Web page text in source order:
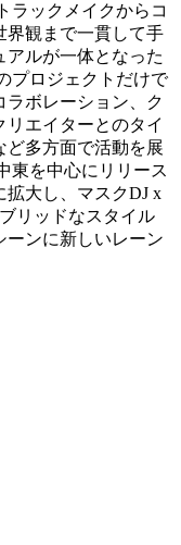
ラックメイクからコ
界観まで一貫して手
アルが一体となった
プロジェクトだけで
ラボレーション、ク
エイターとのタイ
ど多方面で活動を展
東を中心にリリース
拡大し、マスクDJ x
リッドなスタイル
ーンに新しいレーン